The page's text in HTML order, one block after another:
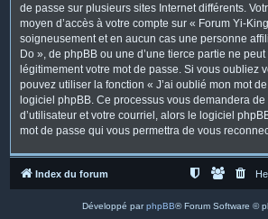
de passe sur plusieurs sites Internet différents.
moyen d’accès à votre compte sur « Forum Yi-
soigneusement et en aucun cas une personne
Do », de phpBB ou une d’une tierce partie ne
légitimement votre mot de passe. Si vous oubliez
pouvez utiliser la fonction « J’ai oublié mon mot
logiciel phpBB. Ce processus vous demandera
d’utilisateur et votre courriel, alors le logiciel
mot de passe qui vous permettra de vous
Index du forum
Développé parphpBB® Forum Software ©